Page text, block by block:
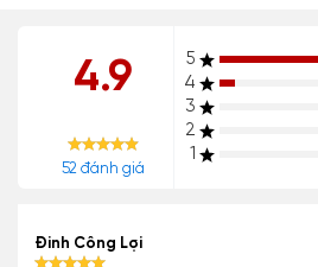
4.9
52 đánh giá
5
4
3
2
1
Đinh Công Lợi